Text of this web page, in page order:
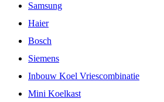
Samsung
Haier
Bosch
Siemens
Inbouw Koel Vriescombinatie
Mini Koelkast